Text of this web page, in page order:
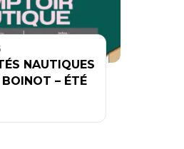
NAUTIQUES
– ÉTÉ